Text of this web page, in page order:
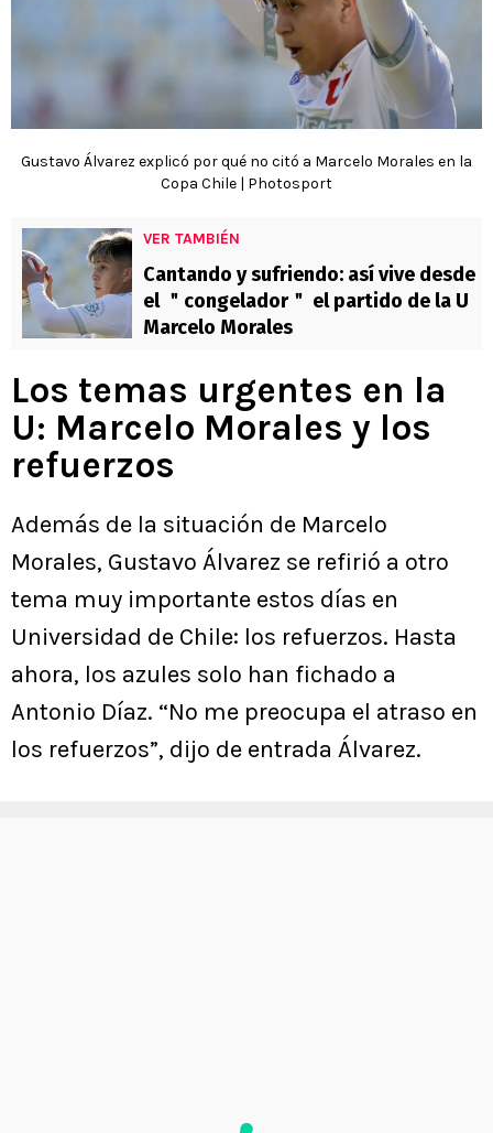
Gustavo Álvarez explicó por qué no citó a Marcelo Morales en la
Copa Chile | Photosport
VER TAMBIÉN
Cantando y sufriendo: así vive desde
el ＂congelador＂ el partido de la U
Marcelo Morales
Los temas urgentes en la
U: Marcelo Morales y los
refuerzos
Además de la situación de Marcelo
Morales, Gustavo Álvarez se refirió a otro
tema muy importante estos días en
Universidad de Chile: los refuerzos. Hasta
ahora, los azules solo han fichado a
Antonio Díaz. “No me preocupa el atraso en
los refuerzos”, dijo de entrada Álvarez.